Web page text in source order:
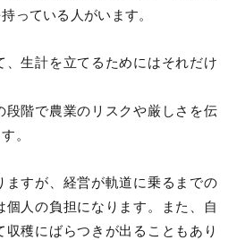
っている人がいます。
、生計を立てるためにはそれだけ
段階で農業のリスクや厳しさを伝
。
ますが、経営が軌道に乗るまでの
個人の負担になります。また、自
穫にばらつきが出ることもあり